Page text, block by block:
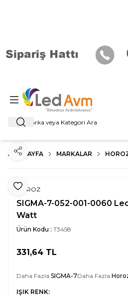
Ara
ANA SAYFA MARKALAR
Favoriye Ekle
Paylaş
HOROZ
SIGMA-7-052-001-0060
Watt
Ürün Kodu : T3458
331,64 TL
Daha Fazla SIGMA-7Daha Fazla
IŞIK RENK: